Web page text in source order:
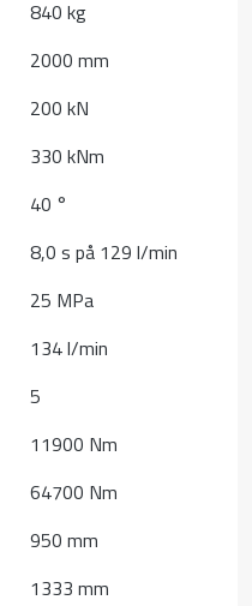
840 kg
2000 mm
200 kN
330 kNm
40 °
8,0 s på 129 l/min
25 MPa
134 l/min
5
11900 Nm
64700 Nm
950 mm
1333 mm